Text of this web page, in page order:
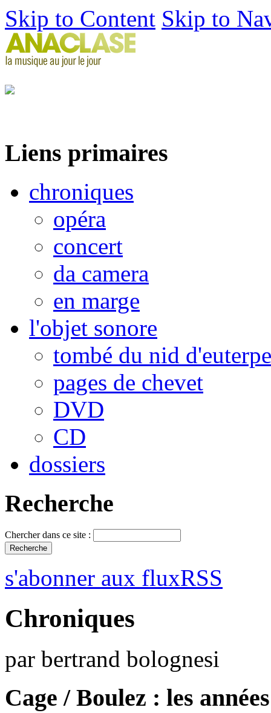
Skip to Content Skip to
Liens primaires
chroniques
opéra
concert
da camera
en marge
l'objet sonore
tombé du nid d'euterpe
pages de chevet
DVD
CD
dossiers
Recherche
Chercher dans ce site :
s'abonner aux fluxRSS
Chroniques
par bertrand bolognesi
Cage / Boulez : les